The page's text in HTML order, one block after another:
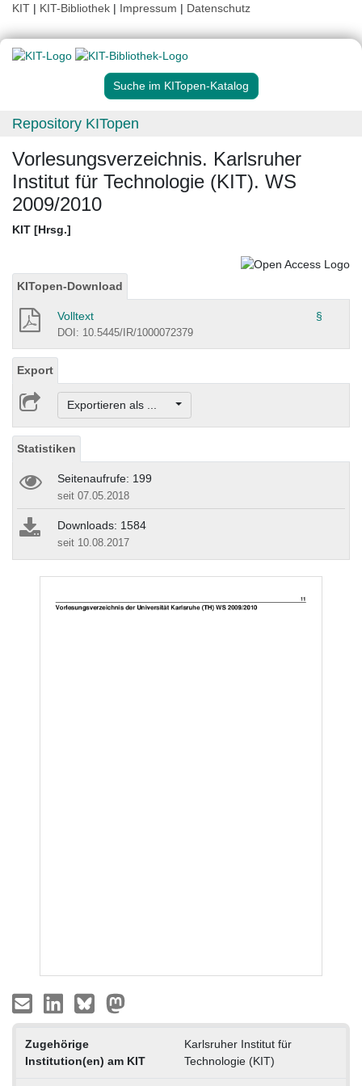
KIT | KIT-Bibliothek | Impressum | Datenschutz
Suche im KITopen-Katalog
Repository KITopen
Vorlesungsverzeichnis. Karlsruher
Institut für Technologie (KIT). WS
2009/2010
KIT [Hrsg.]
KITopen-Download
Volltext §
DOI: 10.5445/IR/1000072379
Export
Exportieren als ...
Statistiken
Seitenaufrufe: 199
seit 07.05.2018
Downloads: 1584
seit 10.08.2017
Zugehörige
Institution(en) am KIT
Karlsruher Institut für
Technologie (KIT)